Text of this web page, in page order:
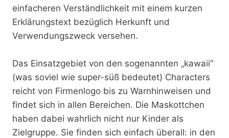
einfacheren Verständlichkeit mit einem kurzen
Erklärungstext bezüglich Herkunft und
Verwendungszweck versehen.
Das Einsatzgebiet von den sogenannten „kawaii“
(was soviel wie super-süß bedeutet) Characters
reicht von Firmenlogo bis zu Warnhinweisen und
findet sich in allen Bereichen. Die Maskottchen
haben dabei wahrlich nicht nur Kinder als
Zielgruppe. Sie finden sich einfach überall: in den